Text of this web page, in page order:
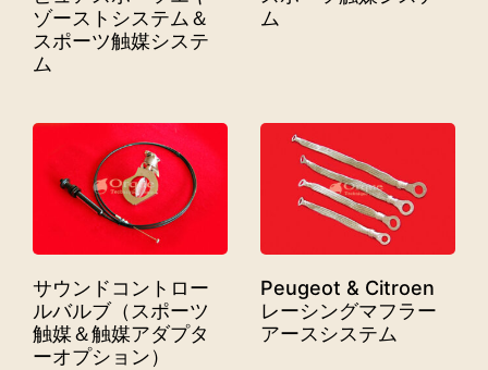
ゾーストシステム＆
スポーツ触媒システ
ム
ム
サウンドコントロー
ルバルブ（スポーツ
触媒＆触媒アダプタ
ーオプション）
Peugeot & Citroen
レーシングマフラー
アースシステム